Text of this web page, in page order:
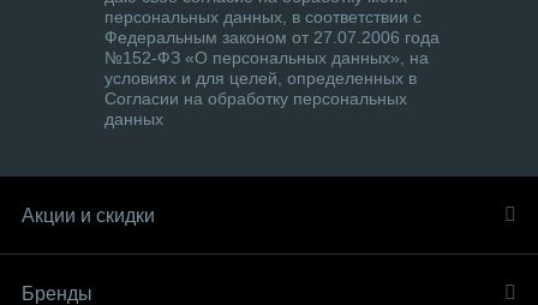
персональных данных, в соответствии с
Федеральным законом от 27.07.2006 года
№152-ФЗ «О персональных данных», на
условиях и для целей, определенных в
Согласии на обработку персональных
данных
Акции и скидки
Бренды